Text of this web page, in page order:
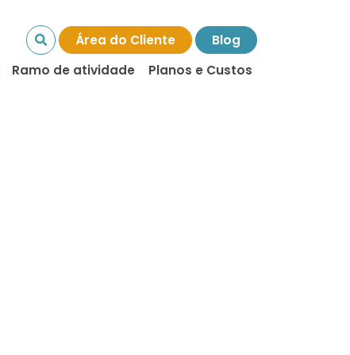
Área do Cliente
Blog
Ramo de atividade Planos e Custos